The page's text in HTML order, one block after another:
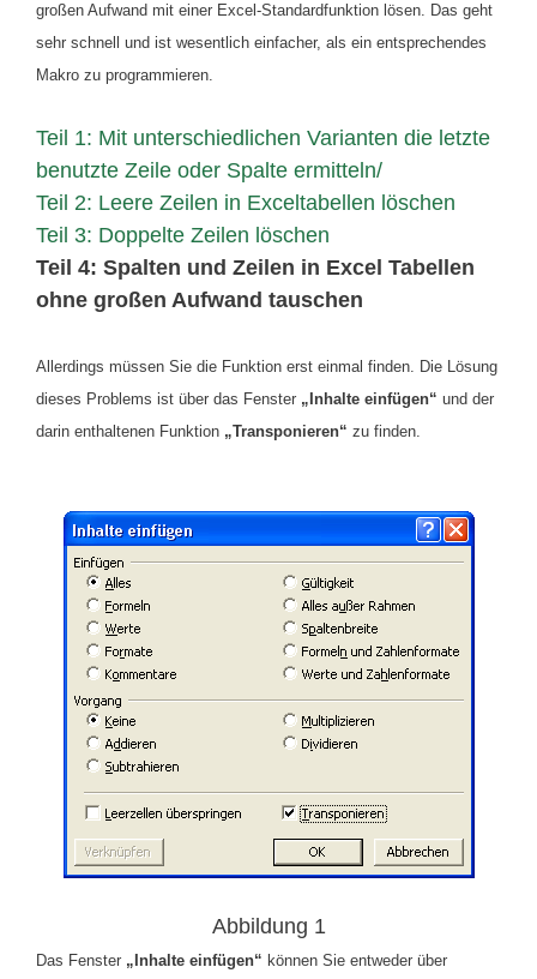
großen Aufwand mit einer Excel-Standardfunktion lösen. Das geht
sehr schnell und ist wesentlich einfacher, als ein entsprechendes
Makro zu programmieren.
Teil 1: Mit unterschiedlichen Varianten die letzte
benutzte Zeile oder Spalte ermitteln/
Teil 2: Leere Zeilen in Exceltabellen löschen
Teil 3: Doppelte Zeilen löschen
Teil 4: Spalten und Zeilen in Excel Tabellen
ohne großen Aufwand tauschen
Allerdings müssen Sie die Funktion erst einmal finden. Die Lösung
dieses Problems ist über das Fenster „Inhalte einfügen“ und der
darin enthaltenen Funktion „Transponieren“ zu finden.
Abbildung 1
Das Fenster „Inhalte einfügen“ können Sie entweder über